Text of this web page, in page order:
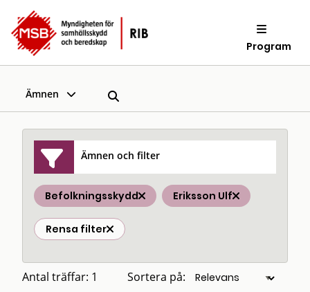
Program
Ämnen
Ämnen och filter
Befolkningsskydd Eriksson Ulf
Rensa filter
Antal träffar: 1 Sortera på: